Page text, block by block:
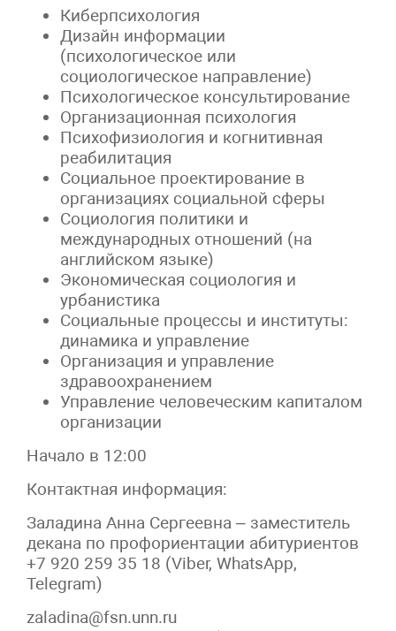
Киберпсихология
Дизайн информации
(психологическое или
социологическое направление)
Психологическое консультирование
Организационная психология
Психофизиология и когнитивная
реабилитация
Социальное проектирование в
организациях социальной сферы
Социология политики и
международных отношений (на
английском языке)
Экономическая социология и
урбанистика
Социальные процессы и институты:
динамика и управление
Организация и управление
здравоохранением
Управление человеческим капиталом
организации
Начало в 12:00
Контактная информация:
Заладина Анна Сергеевна – заместитель
декана по профориентации абитуриентов
+7 920 259 35 18 (Viber, WhatsApp,
Telegram)
zaladina@fsn.unn.ru